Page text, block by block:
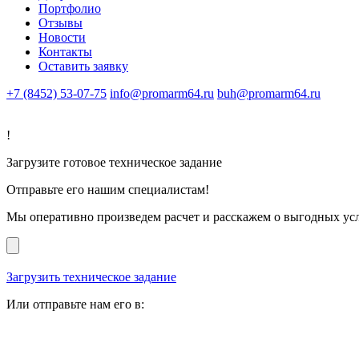
Портфолио
Отзывы
Новости
Контакты
Оставить заявку
+7 (8452) 53-07-75 info@promarm64.ru buh@promarm64.ru
!
Загрузите готовое техническое задание
Отправьте его нашим специалистам!
Мы оперативно произведем расчет и расскажем о выгодных
Загрузить техническое задание
Или отправьте нам его в: